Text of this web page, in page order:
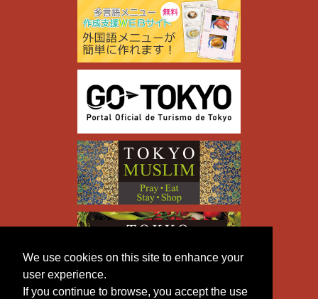
We use cookies on this site to enhance your
user experience.
If you continue to browse, you accept the use